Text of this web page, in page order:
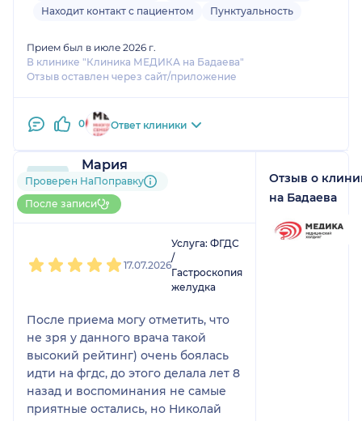
нашли полип, сразу удалили и отправили на
Находит контакт с пациентом
Пунктуальность
Прием был в июле 2026 г.
В клинике "Клиника МЕДИКА на Бадаева"
Отзыв оставлен через сайт/приложение
0 Ответ клиники
Мария
3 отзыва
До 10 записей через
НаПоправку
Проверен НаПоправку
После записи
17.07.2026
Услуга: ФГДС
/
Гастроскопия
желудка
После приема могу отметить, что
не зря у данного врача такой
высокий рейтинг) очень боялась
идти на фгдс, до этого делала лет 8
назад и воспоминания не самые
приятные остались, но Николай
Отзыв о
на Бадаева